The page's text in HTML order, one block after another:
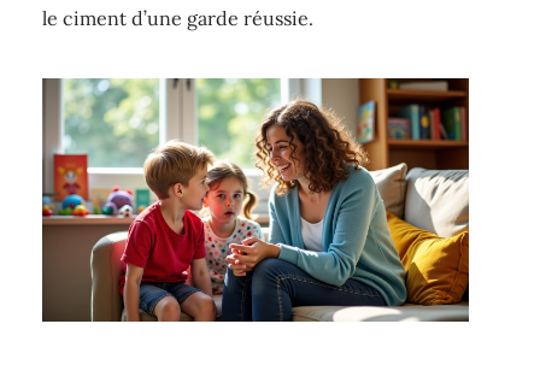
le ciment d’une garde réussie.